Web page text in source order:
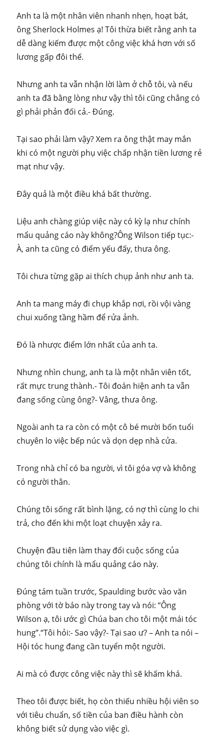
Anh ta là một nhân viên nhanh nhẹn, hoạt bát,
ông Sherlock Holmes ạ! Tôi thừa biết rằng anh ta
dễ dàng kiếm được một công việc khá hơn với số
lương gấp đôi thế.
Nhưng anh ta vẫn nhận lời làm ở chỗ tôi, và nếu
anh ta đã bằng lòng như vậy thì tôi cũng chẳng có
gì phải phản đối cả.- Đúng.
Tại sao phải làm vậy? Xem ra ông thật may mắn
khi có một người phụ việc chấp nhận tiền lương rẻ
mạt như vậy.
Đây quả là một điều khá bất thường.
Liệu anh chàng giúp việc này có kỳ lạ như chính
mẩu quảng cáo này không?Ông Wilson tiếp tục:-
À, anh ta cũng có điểm yếu đấy, thưa ông.
Tôi chưa từng gặp ai thích chụp ảnh như anh ta.
Anh ta mang máy đi chụp khắp nơi, rồi vội vàng
chui xuống tầng hầm để rửa ảnh.
Đó là nhược điểm lớn nhất của anh ta.
Nhưng nhìn chung, anh ta là một nhân viên tốt,
rất mực trung thành.- Tôi đoán hiện anh ta vẫn
đang sống cùng ông?- Vâng, thưa ông.
Ngoài anh ta ra còn có một cô bé mười bốn tuổi
chuyên lo việc bếp núc và dọn dẹp nhà cửa.
Trong nhà chỉ có ba người, vì tôi góa vợ và không
có người thân.
Chúng tôi sống rất bình lặng, có nợ thì cùng lo chi
trả, cho đến khi một loạt chuyện xảy ra.
Chuyện đầu tiên làm thay đổi cuộc sống của
chúng tôi chính là mẩu quảng cáo này.
Đúng tám tuần trước, Spaulding bước vào văn
phòng với tờ báo này trong tay và nói: “Ông
Wilson ạ, tôi ước gì Chúa ban cho tôi một mái tóc
hung”.“Tôi hỏi:- Sao vậy?- Tại sao ư? – Anh ta nói –
Hội tóc hung đang cần tuyển một người.
Ai mà có được công việc này thì sẽ khấm khá.
Theo tôi được biết, họ còn thiếu nhiều hội viên so
với tiêu chuẩn, số tiền của ban điều hành còn
không biết sử dụng vào việc gì.